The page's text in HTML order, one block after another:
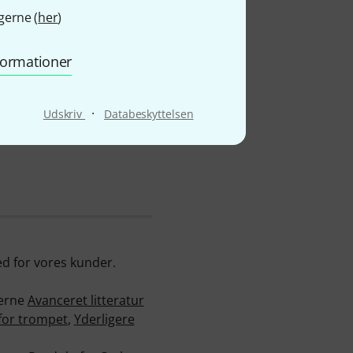
(her)
Udskriv · Databeskyttelsen
for vores kunder.
Avanceret litteratur
trompet, Yderligere